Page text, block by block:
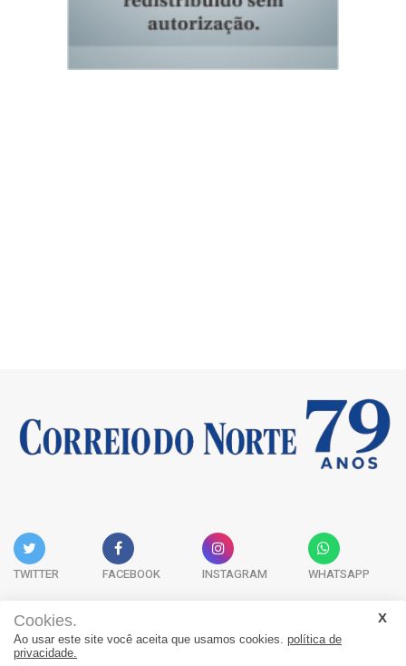
TWITTER FACEBOOK INSTAGRAM WHATSAPP
Acervo Digital Fale Conosco Quem Somos
Cookies.
Ao usar este site você aceita que usamos cookies. política de
privacidade.